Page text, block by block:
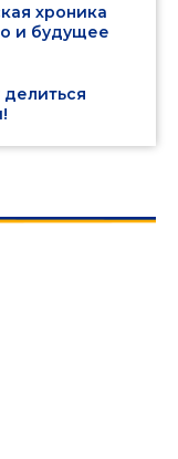
хроника
и будущее